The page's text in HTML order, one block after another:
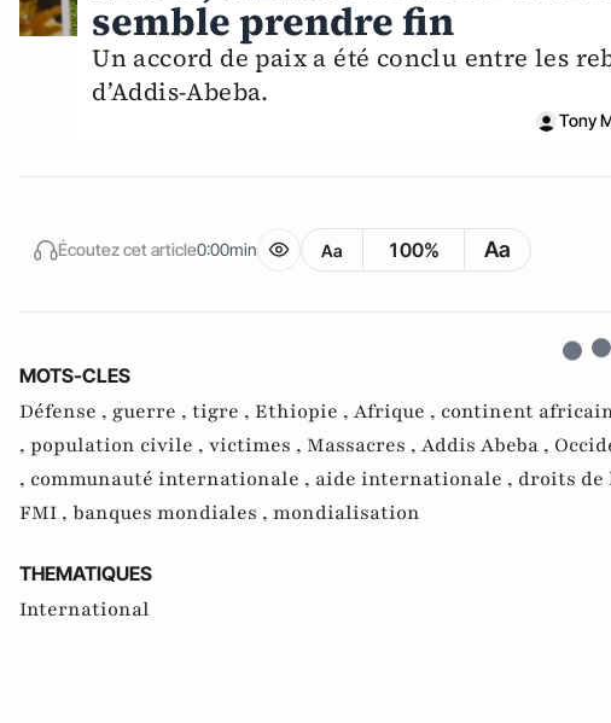
semble prendre fin
Un accord de paix a été conclu entre les
d’Addis-Abeba.
Tony
Écoutez cet article0:00min Aa 100% Aa
MOTS-CLES
Défense , guerre , tigre , Ethiopie , Afrique , continent
, population civile , victimes , Massacres , Addis Abeba ,
, communauté internationale , aide internationale , droits de
FMI , banques mondiales , mondialisation
THEMATIQUES
International